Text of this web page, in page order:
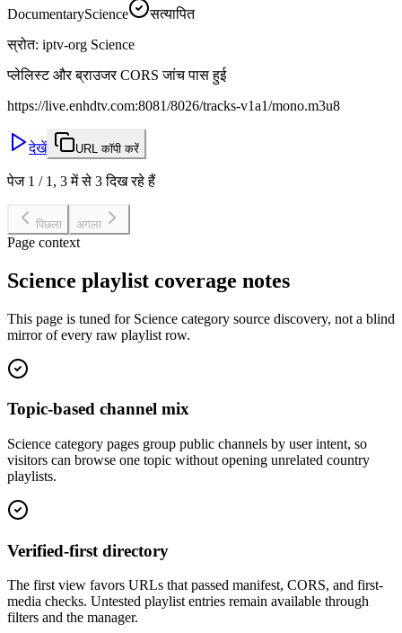
DocumentaryScience
सत्यापित
स्रोत: iptv-org Science
प्लेलिस्ट और ब्राउजर CORS जांच पास हुई
https://live.enhdtv.com:8081/8026/tracks-v1a1/mono.m3u8
देखें URL कॉपी करें
पेज 1 / 1, 3 में से 3 दिख रहे हैं
पिछला अगला
Page context
Science playlist coverage notes
This page is tuned for Science category source discovery, not a blind
mirror of every raw playlist row.
Topic-based channel mix
Science category pages group public channels by user intent, so
visitors can browse one topic without opening unrelated country
playlists.
Verified-first directory
The first view favors URLs that passed manifest, CORS, and first-
media checks. Untested playlist entries remain available through
filters and the manager.